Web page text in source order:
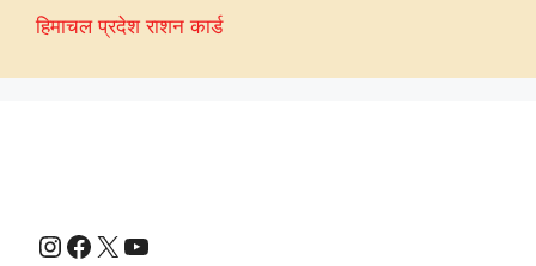
हिमाचल प्रदेश राशन कार्ड
Instagram
Facebook
X YouTube